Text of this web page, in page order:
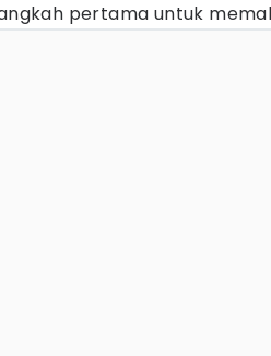
pertama untuk